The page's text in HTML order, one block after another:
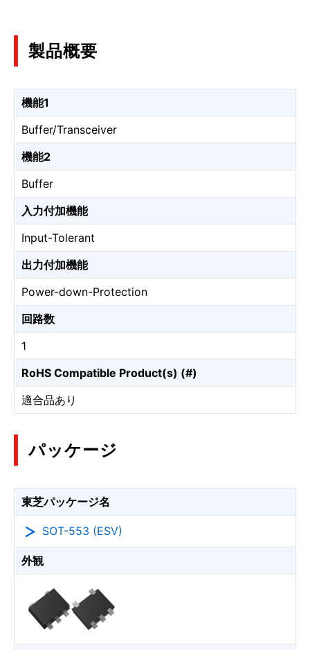
製品概要
機能1
Buffer/Transceiver
機能2
Buffer
入力付加機能
Input-Tolerant
出力付加機能
Power-down-Protection
回路数
1
RoHS Compatible Product(s) (#)
適合品あり
パッケージ
東芝パッケージ名
SOT-553 (ESV)
外観